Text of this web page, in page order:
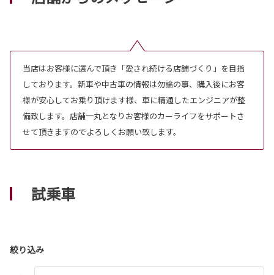
当店はお客様に選んで頂き「愛され続ける店舗づくり」を目指
しております。新車や中古車の情報は勿論の事、購入後にお客
様が安心してお乗り頂けます様、車に精通したエンジニアが整
備致します。店舗一丸となりお客様のカーライフをサポートさ
せて頂きますのでよろしくお願い致します。
試乗車
絞り込み